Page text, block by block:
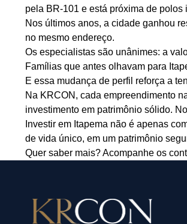
pela BR-101 e está próxima de
Nos últimos anos, a cidade ganhou
no mesmo endereço.
Os especialistas são unânimes: a
Famílias que antes olhavam para
E essa mudança de perfil reforça a
Na KRCON, cada empreendimento
investimento em patrimônio sólido.
Investir em Itapema não é apenas
de vida único, em um patrimônio
Quer saber mais? Acompanhe os